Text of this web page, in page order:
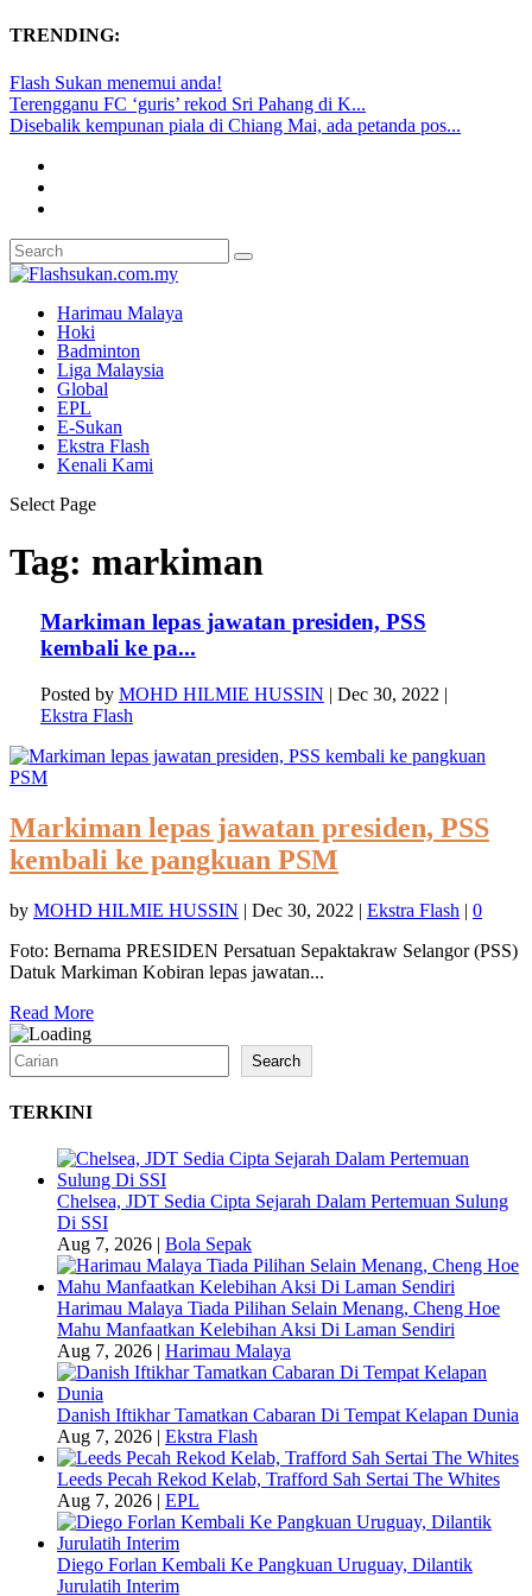
TRENDING:
Flash Sukan menemui anda!
Terengganu FC ‘guris’ rekod Sri Pahang di K...
Disebalik kempunan piala di Chiang Mai, ada petanda pos...
Harimau Malaya
Hoki
Badminton
Liga Malaysia
Global
EPL
E-Sukan
Ekstra Flash
Kenali Kami
Select Page
Tag: markiman
Markiman lepas jawatan presiden, PSS
kembali ke pa...
Posted by MOHD HILMIE HUSSIN | Dec 30, 2022 |
Ekstra Flash
Markiman lepas jawatan presiden, PSS
kembali ke pangkuan PSM
by MOHD HILMIE HUSSIN | Dec 30, 2022 | Ekstra Flash | 0
Foto: Bernama PRESIDEN Persatuan Sepaktakraw Selangor (PSS)
Datuk Markiman Kobiran lepas jawatan...
Read More
Search Search
TERKINI
Chelsea, JDT Sedia Cipta Sejarah Dalam Pertemuan Sulung
Di SSI
Aug 7, 2026
Bola Sepak
Harimau Malaya Tiada Pilihan Selain Menang, Cheng Hoe
Mahu Manfaatkan Kelebihan Aksi Di Laman Sendiri
Aug 7, 2026
Harimau Malaya
Danish Iftikhar Tamatkan Cabaran Di Tempat Kelapan Dunia
Aug 7, 2026
Ekstra Flash
Leeds Pecah Rekod Kelab, Trafford Sah Sertai The Whites
Aug 7, 2026
EPL
Diego Forlan Kembali Ke Pangkuan Uruguay, Dilantik
Jurulatih Interim